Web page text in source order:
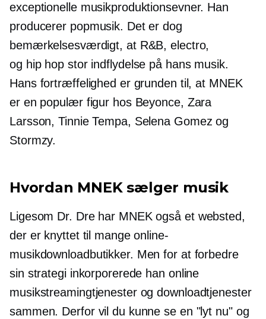
exceptionelle musikproduktionsevner. Han
producerer popmusik. Det er dog
bemærkelsesværdigt, at R&B, electro,
og hip hop stor indflydelse på hans musik.
Hans fortræffelighed er grunden til, at MNEK
er en populær figur hos Beyonce, Zara
Larsson, Tinnie Tempa, Selena Gomez og
Stormzy.
Hvordan MNEK sælger musik
Ligesom Dr. Dre har MNEK også et websted,
der er knyttet til mange online-
musikdownloadbutikker. Men for at forbedre
sin strategi inkorporerede han online
musikstreamingtjenester og downloadtjenester
sammen. Derfor vil du kunne se en "lyt nu" og